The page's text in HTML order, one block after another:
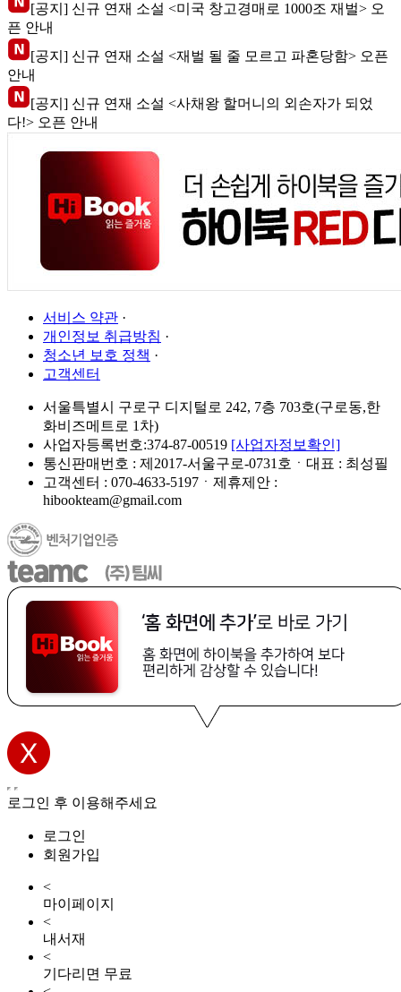
[공지] 신규 연재 소설 <미국 창고경매로 1000조 재벌> 오
픈 안내
[공지] 신규 연재 소설 <재벌 될 줄 모르고 파혼당함> 오픈
안내
[공지] 신규 연재 소설 <사채왕 할머니의 외손자가 되었
다!> 오픈 안내
서비스 약관 ·
개인정보 취급방침 ·
청소년 보호 정책 ·
고객센터
서울특별시 구로구 디지털로 242, 7층 703호(구로동,한
화비즈메트로 1차)
사업자등록번호:374-87-00519 [사업자정보확인]
통신판매번호 : 제2017-서울구로-0731호ㆍ대표 : 최성필
고객센터 : 070-4633-5197ㆍ제휴제안 :
hibookteam@gmail.com
로그인 후 이용해주세요
로그인
회원가입
<
마이페이지
<
내서재
<
기다리면 무료